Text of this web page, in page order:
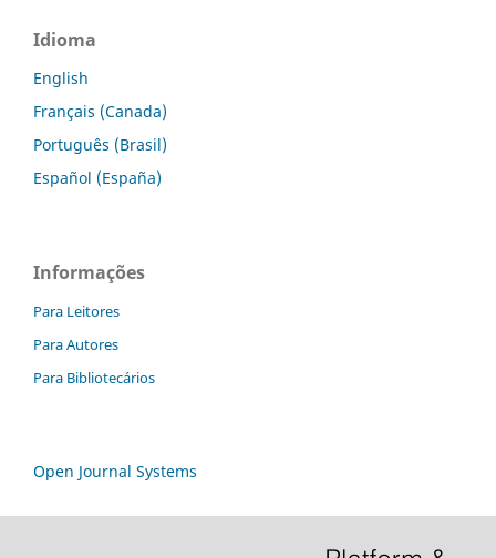
Idioma
English
Français (Canada)
Português (Brasil)
Español (España)
Informações
Para Leitores
Para Autores
Para Bibliotecários
Open Journal Systems